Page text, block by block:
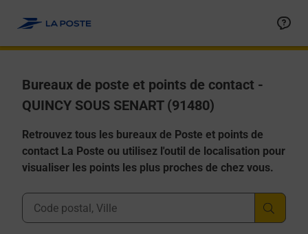
Bureaux de poste et points de contact -
QUINCY SOUS SENART (91480)
Retrouvez tous les bureaux de Poste et points de
contact La Poste ou utilisez l'outil de localisation pour
visualiser les points les plus proches de chez vous.
Ville, Département, Code Postal